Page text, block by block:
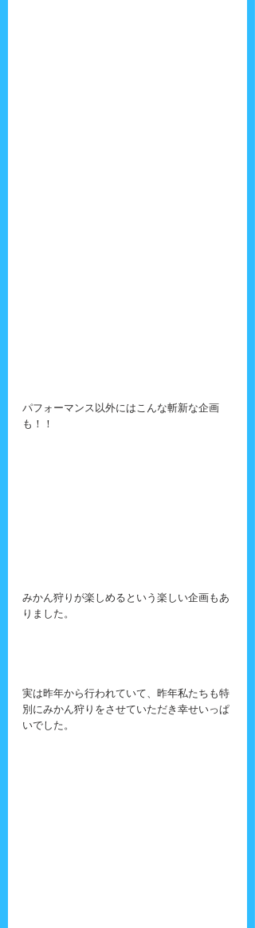
パフォーマンス以外にはこんな斬新な企画
も！！
みかん狩りが楽しめるという楽しい企画もあ
りました。
実は昨年から行われていて、昨年私たちも特
別にみかん狩りをさせていただき幸せいっぱ
いでした。